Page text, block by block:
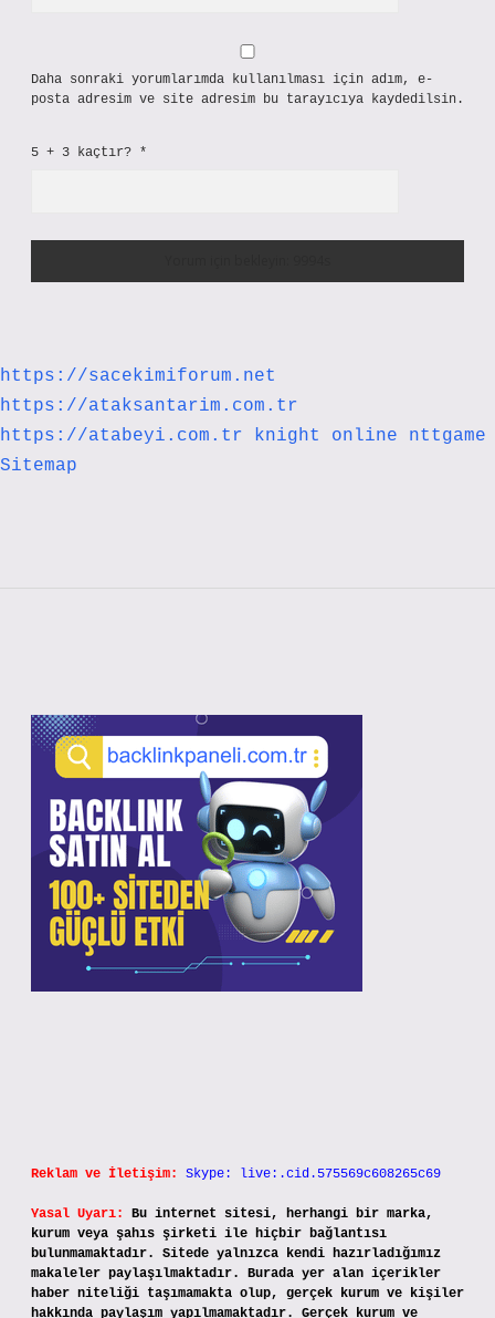
Daha sonraki yorumlarımda kullanılması için adım, e-
posta adresim ve site adresim bu tarayıcıya kaydedilsin.
5 + 3 kaçtır? *
https://sacekimiforum.net
https://ataksantarim.com.tr
https://atabeyi.com.tr
knight online
nttgame
Sitemap
Reklam ve İletişim: Skype: live:.cid.575569c608265c69
Yasal Uyarı:
Bu internet sitesi, herhangi bir marka,
kurum veya şahıs şirketi ile hiçbir bağlantısı
bulunmamaktadır. Sitede yalnızca kendi hazırladığımız
makaleler paylaşılmaktadır. Burada yer alan içerikler
haber niteliği taşımamakta olup, gerçek kurum ve kişiler
hakkında paylaşım yapılmamaktadır. Gerçek kurum ve